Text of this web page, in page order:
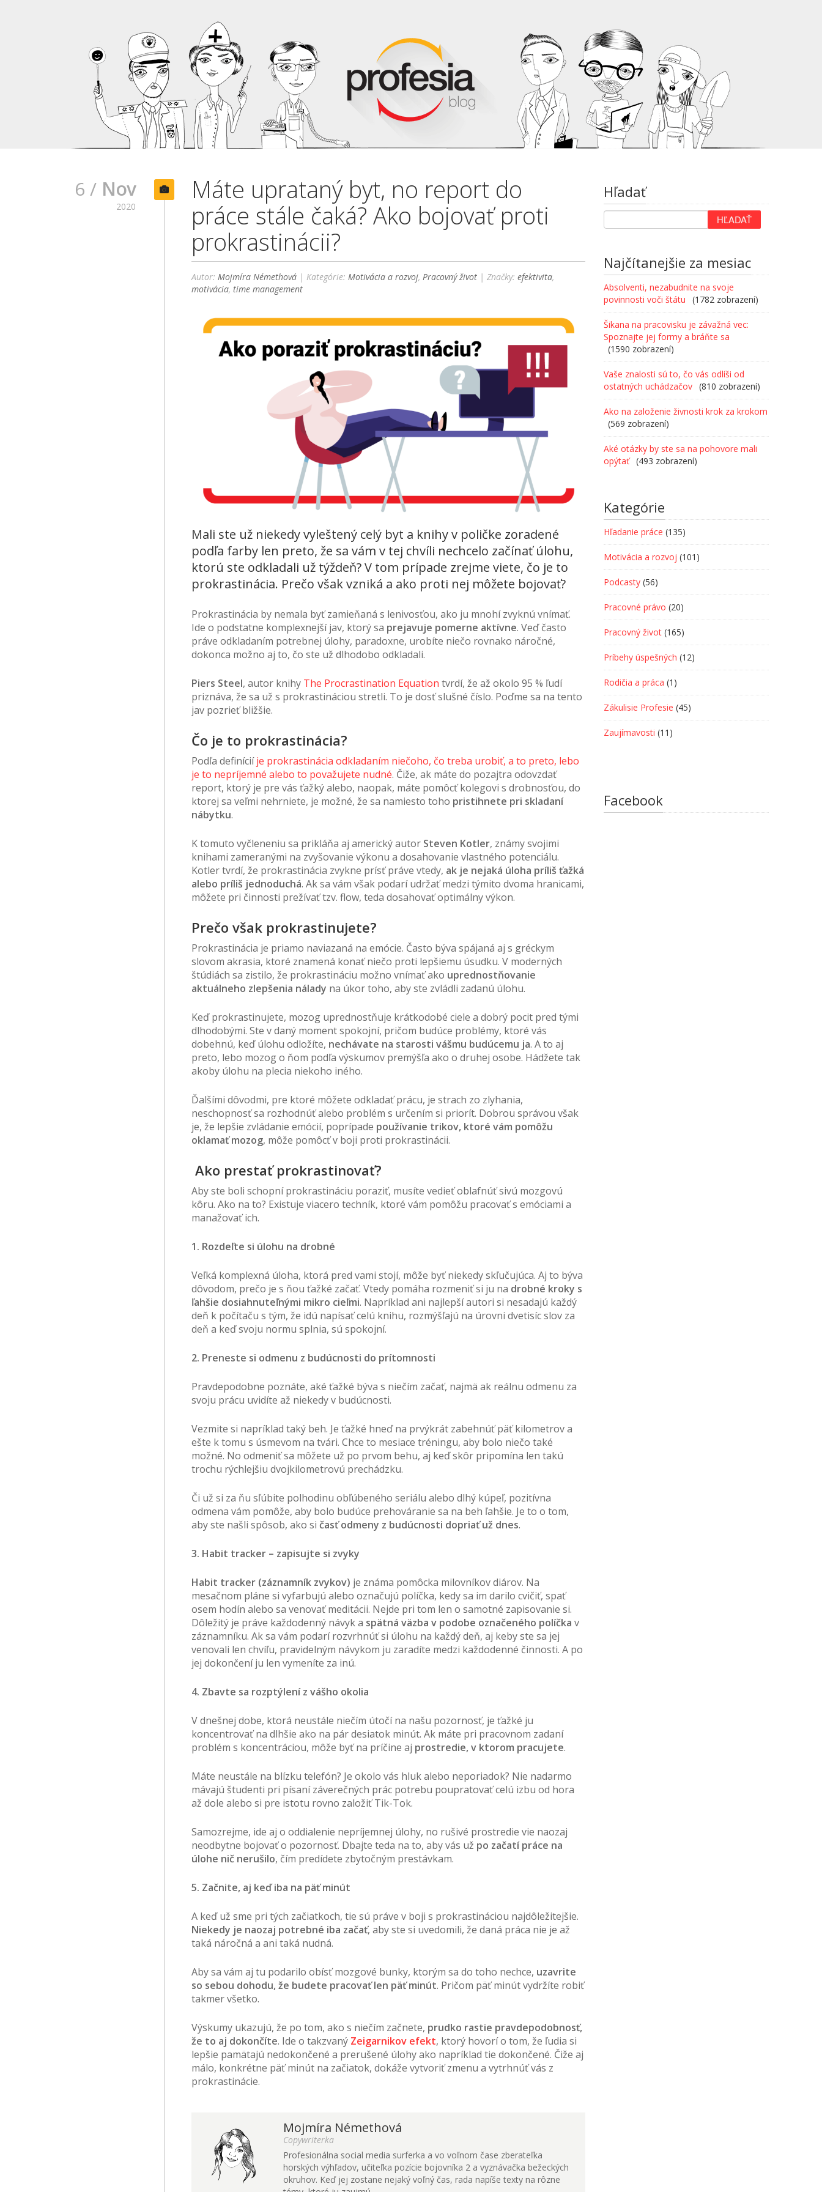
6 / Nov
2020
Máte uprataný byt, no report do
práce stále čaká? Ako bojovať proti
prokrastinácii?
Autor:Mojmíra Némethová | Kategórie:Motivácia a rozvoj,Pracovný život | Značky:efektivita,
motivácia,time management
Mali ste už niekedy vyleštený celý byt a knihy v poličke zoradené
podľa farby len preto, že sa vám v tej chvíli nechcelo začínať úlohu,
ktorú ste odkladali už týždeň? V tom prípade zrejme viete, čo je to
prokrastinácia. Prečo však vzniká a ako proti nej môžete bojovať?
Prokrastinácia by nemala byť zamieňaná s lenivosťou, ako ju mnohí zvyknú vnímať.
Ide o podstatne komplexnejší jav, ktorý sa prejavuje pomerne aktívne. Veď často
práve odkladaním potrebnej úlohy, paradoxne, urobíte niečo rovnako náročné,
dokonca možno aj to, čo ste už dlhodobo odkladali.
Piers Steel, autor knihy The Procrastination Equation tvrdí, že až okolo 95 % ľudí
priznáva, že sa už s prokrastináciou stretli. To je dosť slušné číslo. Poďme sa na tento
jav pozrieť bližšie.
Čo je to prokrastinácia?
Podľa definíciíje prokrastinácia odkladaním niečoho, čo treba urobiť, a to preto, lebo
je to nepríjemné alebo to považujete nudné. Čiže, ak máte do pozajtra odovzdať
report, ktorý je pre vás ťažký alebo, naopak, máte pomôcť kolegovi s drobnosťou, do
ktorej sa veľmi nehrniete, je možné, že sa namiesto toho pristihnete pri skladaní
nábytku.
K tomuto vyčleneniu sa prikláňa aj americký autor Steven Kotler, známy svojimi
knihami zameranými na zvyšovanie výkonu a dosahovanie vlastného potenciálu.
Kotler tvrdí, že prokrastinácia zvykne prísť práve vtedy, ak je nejaká úloha príliš ťažká
alebo príliš jednoduchá. Ak sa vám však podarí udržať medzi týmito dvoma hranicami,
môžete pri činnosti prežívať tzv. flow, teda dosahovať optimálny výkon.
Prečo však prokrastinujete?
Prokrastinácia je priamo naviazaná na emócie. Často býva spájaná aj s gréckym
slovom akrasia, ktoré znamená konať niečo proti lepšiemu úsudku. V moderných
štúdiách sa zistilo, že prokrastináciu možno vnímať ako uprednostňovanie
aktuálneho zlepšenia nálady na úkor toho, aby ste zvládli zadanú úlohu.
Keď prokrastinujete, mozog uprednostňuje krátkodobé ciele a dobrý pocit pred tými
dlhodobými. Ste v daný moment spokojní, pričom budúce problémy, ktoré vás
dobehnú, keď úlohu odložíte, nechávate na starosti vášmu budúcemu ja. A to aj
preto, lebo mozog o ňom podľa výskumov premýšľa ako o druhej osobe. Hádžete tak
akoby úlohu na plecia niekoho iného.
Ďalšími dôvodmi, pre ktoré môžete odkladať prácu, je strach zo zlyhania,
neschopnosť sa rozhodnúť alebo problém s určením si priorít. Dobrou správou však
je, že lepšie zvládanie emócií, poprípade používanie trikov, ktoré vám pomôžu
oklamať mozog, môže pomôcť v boji proti prokrastinácii.
Ako prestať prokrastinovať?
Aby ste boli schopní prokrastináciu poraziť, musíte vedieť oblafnúť sivú mozgovú
kôru. Ako na to? Existuje viacero techník, ktoré vám pomôžu pracovať s emóciami a
manažovať ich.
1. Rozdeľte si úlohu na drobné
Veľká komplexná úloha, ktorá pred vami stojí, môže byť niekedy skľučujúca. Aj to býva
dôvodom, prečo je s ňou ťažké začať. Vtedy pomáha rozmeniť si ju na drobné kroky s
ľahšie dosiahnuteľnými mikro cieľmi. Napríklad ani najlepší autori si nesadajú každý
deň k počítaču s tým, že idú napísať celú knihu, rozmýšľajú na úrovni dvetisíc slov za
deň a keď svoju normu splnia, sú spokojní.
2. Preneste si odmenu z budúcnosti do prítomnosti
Pravdepodobne poznáte, aké ťažké býva s niečím začať, najmä ak reálnu odmenu za
svoju prácu uvidíte až niekedy v budúcnosti.
Vezmite si napríklad taký beh. Je ťažké hneď na prvýkrát zabehnúť päť kilometrov a
ešte k tomu s úsmevom na tvári. Chce to mesiace tréningu, aby bolo niečo také
možné. No odmeniť sa môžete už po prvom behu, aj keď skôr pripomína len takú
trochu rýchlejšiu dvojkilometrovú prechádzku.
Či už si za ňu sľúbite polhodinu obľúbeného seriálu alebo dlhý kúpeľ, pozitívna
odmena vám pomôže, aby bolo budúce prehováranie sa na beh ľahšie. Je to o tom,
aby ste našli spôsob, ako sičasť odmeny z budúcnosti dopriať už dnes.
3. Habit tracker – zapisujte si zvyky
Habit tracker (záznamník zvykov) je známa pomôcka milovníkov diárov. Na
mesačnom pláne si vyfarbujú alebo označujú políčka, kedy sa im darilo cvičiť, spať
osem hodín alebo sa venovať meditácii. Nejde pri tom len o samotné zapisovanie si.
Dôležitý je práve každodenný návyk a spätná väzba v podobe označeného políčka v
záznamníku. Ak sa vám podarí rozvrhnúť si úlohu na každý deň, aj keby ste sa jej
venovali len chvíľu, pravidelným návykom ju zaradíte medzi každodenné činnosti. A po
jej dokončení ju len vymeníte za inú.
4. Zbavte sa rozptýlení z vášho okolia
V dnešnej dobe, ktorá neustále niečím útočí na našu pozornosť, je ťažké ju
koncentrovať na dlhšie ako na pár desiatok minút. Ak máte pri pracovnom zadaní
problém s koncentráciou, môže byť na príčine aj prostredie, v ktorom pracujete.
Máte neustále na blízku telefón? Je okolo vás hluk alebo neporiadok? Nie nadarmo
mávajú študenti pri písaní záverečných prác potrebu poupratovať celú izbu od hora
až dole alebo si pre istotu rovno založiť Tik-Tok.
Samozrejme, ide aj o oddialenie nepríjemnej úlohy, no rušivé prostredie vie naozaj
neodbytne bojovať o pozornosť. Dbajte teda na to, aby vás už po začatí práce na
úlohe nič nerušilo, čím predídete zbytočným prestávkam.
5. Začnite, aj keď iba na päť minút
A keď už sme pri tých začiatkoch, tie sú práve v boji s prokrastináciou najdôležitejšie.
Niekedy je naozaj potrebné iba začať, aby ste si uvedomili, že daná práca nie je až
taká náročná a ani taká nudná.
Aby sa vám aj tu podarilo obísť mozgové bunky, ktorým sa do toho nechce, uzavrite
so sebou dohodu, že budete pracovať len päť minút. Pričom päť minút vydržíte robiť
takmer všetko.
Výskumy ukazujú, že po tom, ako s niečím začnete, prudko rastie pravdepodobnosť,
že to aj dokončíte. Ide o takzvaný Zeigarnikov efekt, ktorý hovorí o tom, že ľudia si
lepšie pamätajú nedokončené a prerušené úlohy ako napríklad tie dokončené. Čiže aj
málo, konkrétne päť minút na začiatok, dokáže vytvoriť zmenu a vytrhnúť vás z
prokrastinácie.
Mojmíra Némethová
Copywriterka
Profesionálna social media surferka a vo voľnom čase zberateľka
horských výhľadov, učiteľka pozície bojovníka 2 a vyznávačka bežeckých
okruhov. Keď jej zostane nejaký voľný čas, rada napíše texty na rôzne
Hľadať
Najčítanejšie za mesiac
Absolventi, nezabudnite na svoje
povinnosti voči štátu
(1782 zobrazení)
Šikana na pracovisku je závažná vec:
Spoznajte jej formy a bráňte sa
(1590 zobrazení)
Vaše znalosti sú to, čo vás odlíši od
ostatných uchádzačov (810 zobrazení)
Ako na založenie živnosti krok za krokom
(569 zobrazení)
Aké otázky by ste sa na pohovore mali
opýtať (493 zobrazení)
Kategórie
Hľadanie práce (135)
Motivácia a rozvoj (101)
Podcasty (56)
Pracovné právo (20)
Pracovný život (165)
Príbehy úspešných (12)
Rodičia a práca (1)
Zákulisie Profesie (45)
Zaujímavosti (11)
Facebook